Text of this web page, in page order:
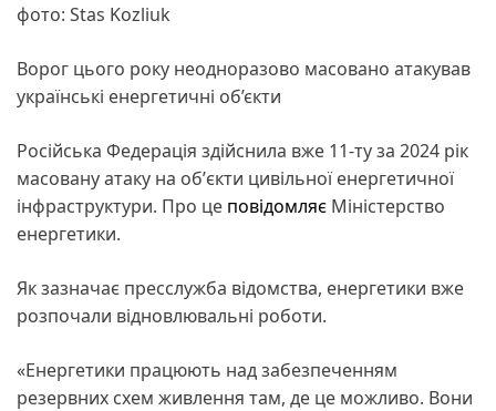
фото: Stas Kozliuk
Ворог цього року неодноразово масовано атакував
українські енергетичні об’єкти
Російська Федерація здійснила вже 11-ту за 2024 рік
масовану атаку на обʼєкти цивільної енергетичної
інфраструктури. Про це повідомляє Міністерство
енергетики.
Як зазначає пресслужба відомства, енергетики вже
розпочали відновлювальні роботи.
«Енергетики працюють над забезпеченням
резервних схем живлення там, де це можливо. Вони